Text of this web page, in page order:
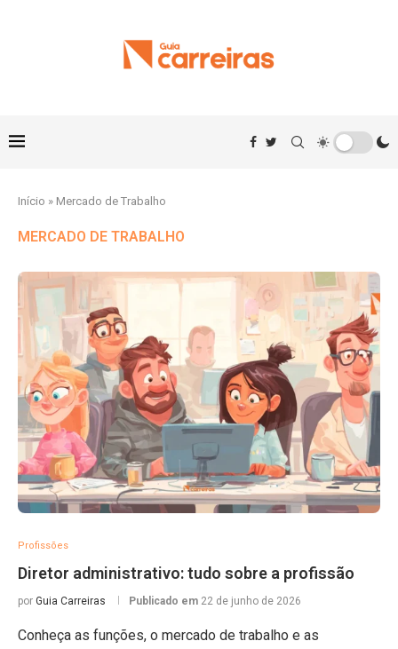
Início » Mercado de Trabalho
MERCADO DE TRABALHO
Profissões
Diretor administrativo: tudo sobre a profissão
por Guia Carreiras Publicado em 22 de junho de 2026
Conheça as funções, o mercado de trabalho e as